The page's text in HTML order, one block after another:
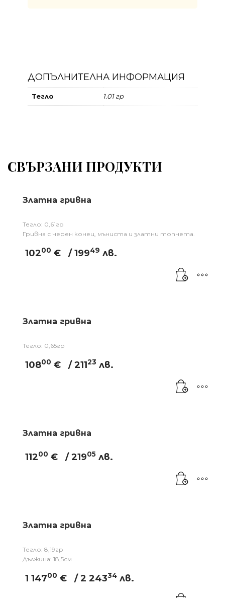
ДОПЪЛНИТЕЛНА ИНФОРМАЦИЯ
Тегло 1.01 гр
СВЪРЗАНИ ПРОДУКТИ
Златна гривна
Тегло: 0,61гр
Гривна с черен конец, мъниста и златни топчета.
10200 € / 19949 лв.
Златна гривна
Тегло: 0,65гр
10800 € / 21123 лв.
Златна гривна
11200 € / 21905 лв.
Златна гривна
Тегло: 8,19гр
Дължина: 18,5см
1 14700 € / 2 24334 лв.